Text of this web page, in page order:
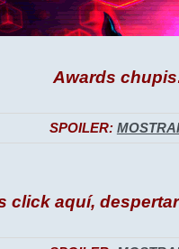
Awards
SPOILER:
click aquí,